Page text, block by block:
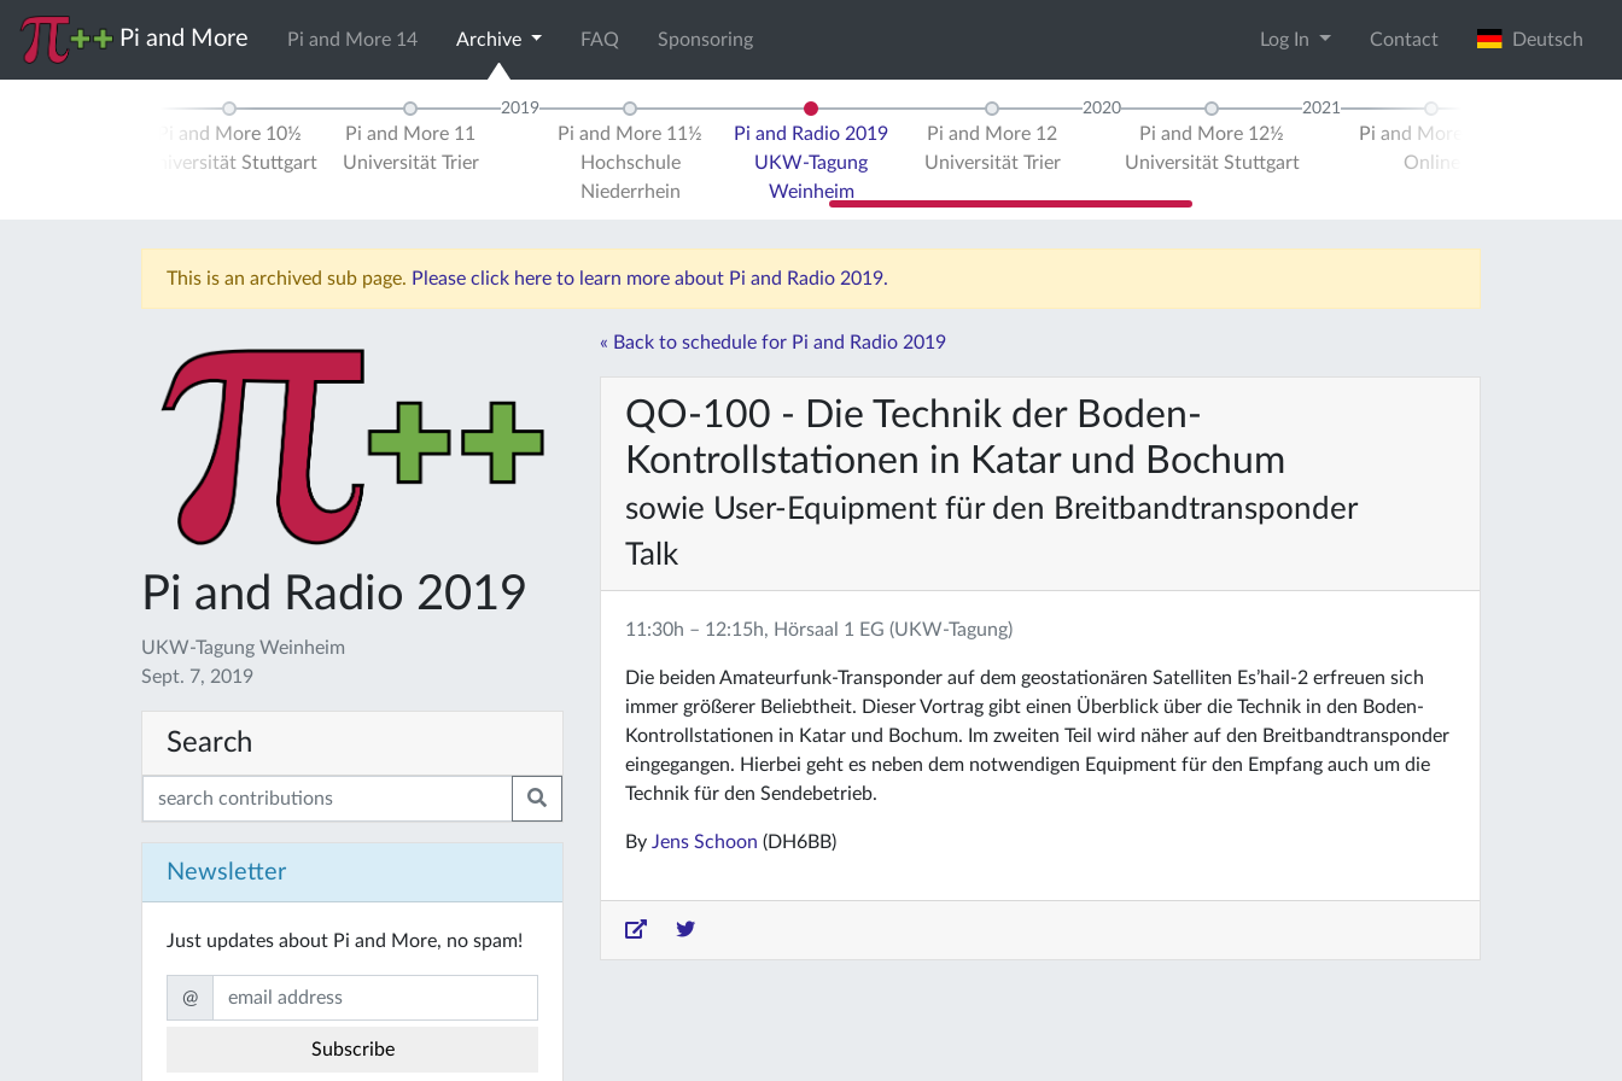
Pi and More Pi and More 14 Archive FAQ Sponsoring Log In Contact Deutsch
Pi and More 10½
Universität Stuttgart
Pi and More 11
Universität Trier
2019
Pi and More 11½
Hochschule
Niederrhein
Pi and Radio 2019
UKW-Tagung
Weinheim
Pi and More 12
Universität Trier
2020
Pi and More 12½
Universität Stuttgart
2021
Pi and More 12¼
Online
This is an archived sub page. Please click here to learn more about Pi and Radio 2019.
Pi and Radio 2019
UKW-Tagung Weinheim
Sept. 7, 2019
Search
Newsletter
Just updates about Pi and More, no spam!
@
« Back to schedule for Pi and Radio 2019
QO-100 - Die Technik der Boden-
Kontrollstationen in Katar und Bochum
sowie User-Equipment für den Breitbandtransponder
Talk
11:30h – 12:15h, Hörsaal 1 EG (UKW-Tagung)
Die beiden Amateurfunk-Transponder auf dem geostationären Satelliten Es’hail-2 erfreuen sich
immer größerer Beliebtheit. Dieser Vortrag gibt einen Überblick über die Technik in den Boden-
Kontrollstationen in Katar und Bochum. Im zweiten Teil wird näher auf den Breitbandtransponder
eingegangen. Hierbei geht es neben dem notwendigen Equipment für den Empfang auch um die
Technik für den Sendebetrieb.
By Jens Schoon (DH6BB)